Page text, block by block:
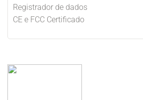
Registrador de dados
CE e FCC Certificado